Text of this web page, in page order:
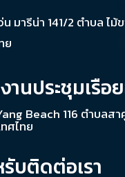
น มารีน่า 141/2 ตำบล ไม้
ย
นประชุมเรือ
Beach 116 ตำบลสา
ศไทย
บติดต่อเรา